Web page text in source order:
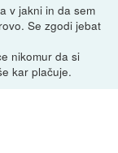
v jakni in da sem
Se zgodi jebat
nikomur da si
kar plačuje.